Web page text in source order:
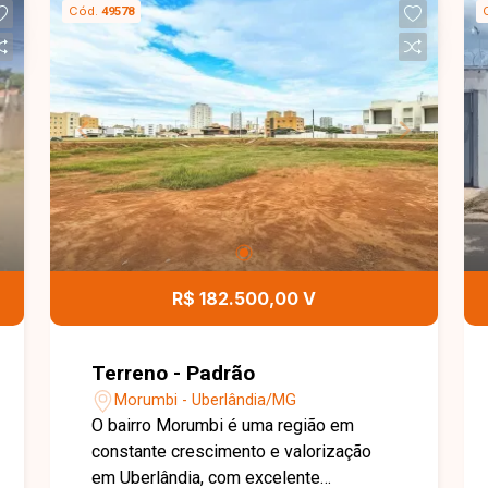
Entre em contato com a equipe da Delta
Imóveis e agende sua visita para
conhecer essa oportunidade.
Cód. 49578
R$ 182.500,00 V
Terreno - Padrão
Morumbi - Uberlândia/MG
O bairro Morumbi é uma região em
constante crescimento e valorização
em Uberlândia, com excelente